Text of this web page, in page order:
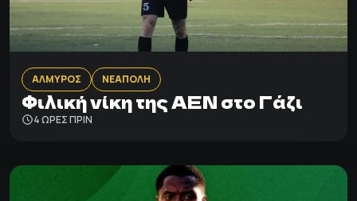
ΑΛΜΥΡΟΣ ΝΕΑΠΟΛΗ
Φιλική νίκη της ΑΕΝ στο Γάζι
4 ΩΡΕΣ ΠΡΙΝ